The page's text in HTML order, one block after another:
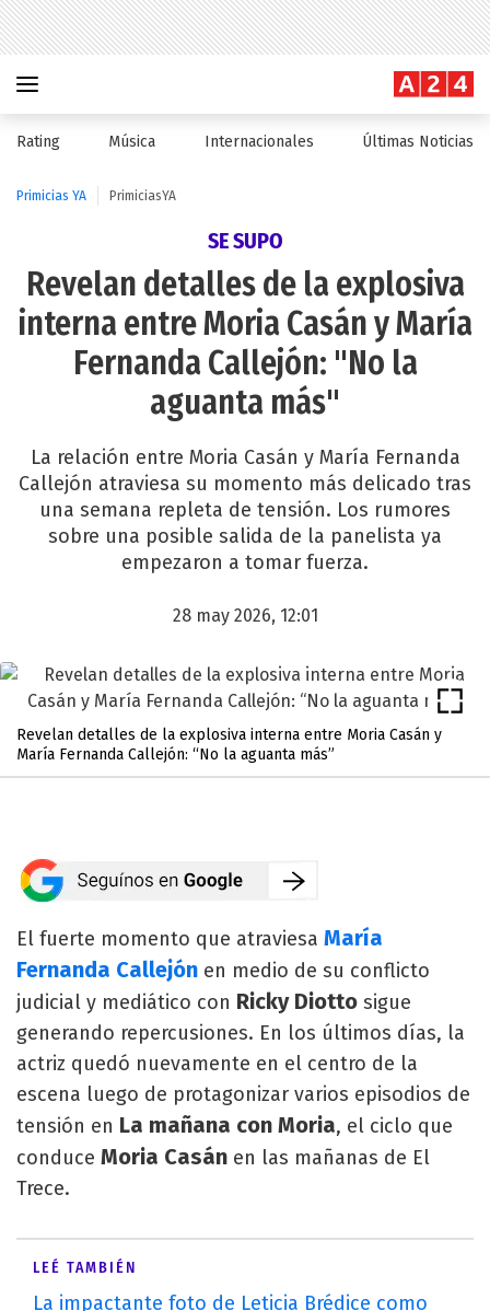
Rating Música Internacionales Últimas Noticias
Primicias YA PrimiciasYA
SE SUPO
Revelan detalles de la explosiva
interna entre Moria Casán y María
Fernanda Callejón: "No la
aguanta más"
La relación entre Moria Casán y María Fernanda
Callejón atraviesa su momento más delicado tras
una semana repleta de tensión. Los rumores
sobre una posible salida de la panelista ya
empezaron a tomar fuerza.
28 may 2026, 12:01
Revelan detalles de la explosiva interna entre Moria Casán y
María Fernanda Callejón: “No la aguanta más”
El fuerte momento que atraviesa María
Fernanda Callejón en medio de su conflicto
judicial y mediático con Ricky Diotto sigue
generando repercusiones. En los últimos días, la
actriz quedó nuevamente en el centro de la
escena luego de protagonizar varios episodios de
tensión en La mañana con Moria, el ciclo que
conduce Moria Casán en las mañanas de El
Trece.
LEÉ TAMBIÉN
La impactante foto de Leticia Brédice como